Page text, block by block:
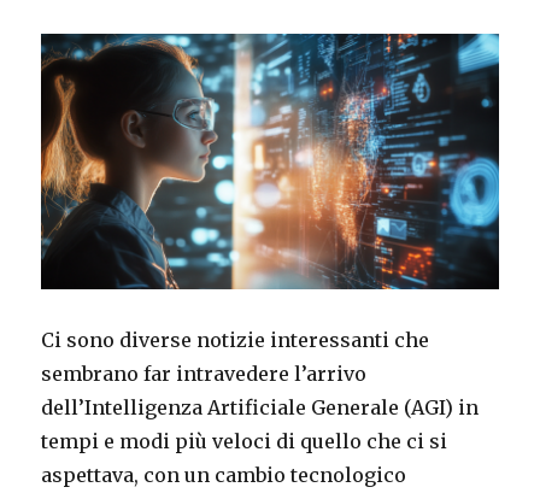
Ci sono diverse notizie interessanti che
sembrano far intravedere l’arrivo
dell’Intelligenza Artificiale Generale (AGI) in
tempi e modi più veloci di quello che ci si
aspettava, con un cambio tecnologico